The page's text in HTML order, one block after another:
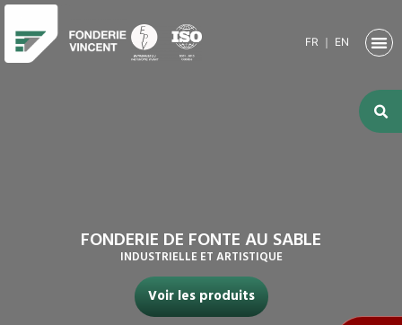
FR ｜ EN
FONDERIE DE FONTE AU SABLE
INDUSTRIELLE ET ARTISTIQUE
Voir les produits